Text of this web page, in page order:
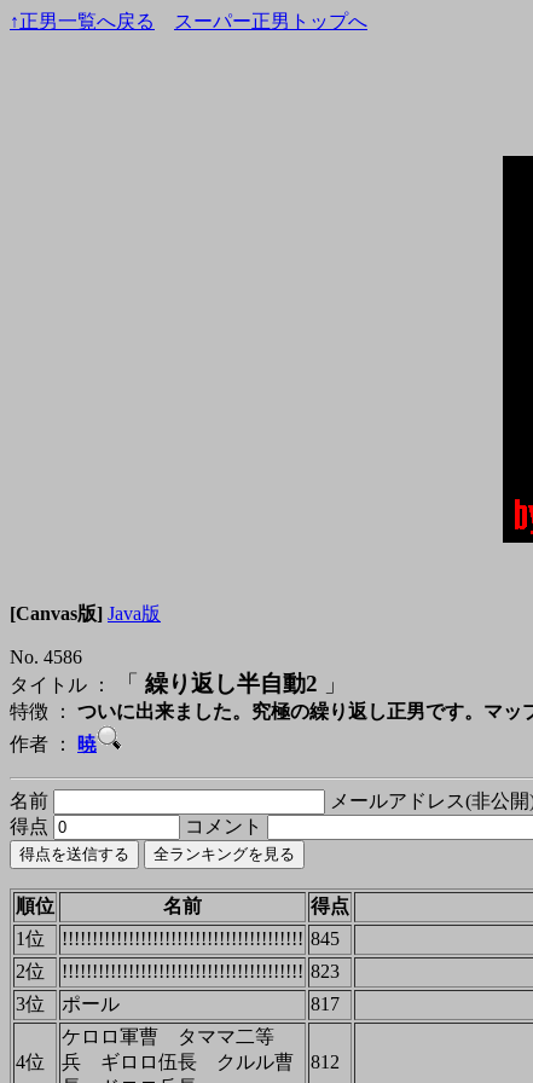
↑正男一覧へ戻る スーパー正男トップへ
[Canvas版] Java版
No. 4586
タイトル ：
「 繰り返し半自動2 」
特徴 ： ついに出来ました。究極の繰り返し正男です。マッ
作者 ：
暁
名前 メールアドレス(非公開
得点
コメント
順位 名前 得点
1位
!!!!!!!!!!!!!!!!!!!!!!!!!!!!!!!!!!!!!!!! 845
2位
!!!!!!!!!!!!!!!!!!!!!!!!!!!!!!!!!!!!!!!! 823
3位
ポール 817
4位
ケロロ軍曹 タママ二等
兵 ギロロ伍長 クルル曹
812